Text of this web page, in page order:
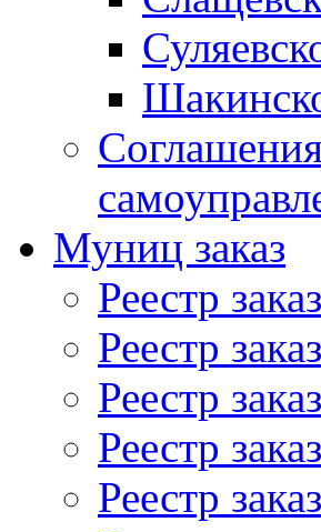
Муниц заказ
Реестр
Реестр
Реестр
Реестр
Реестр